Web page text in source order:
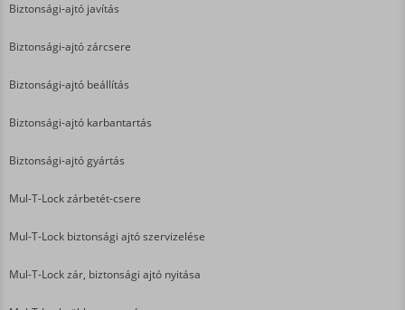
Biztonsági-ajtó javítás
Biztonsági-ajtó zárcsere
Biztonsági-ajtó beállítás
Biztonsági-ajtó karbantartás
Biztonsági-ajtó gyártás
Mul-T-Lock zárbetét-csere
Mul-T-Lock biztonsági ajtó szervizelése
Mul-T-Lock zár, biztonsági ajtó nyitása